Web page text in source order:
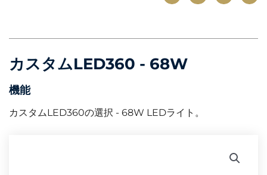
カスタムLED360 - 68W
機能
カスタムLED360の選択 - 68W LEDライト。